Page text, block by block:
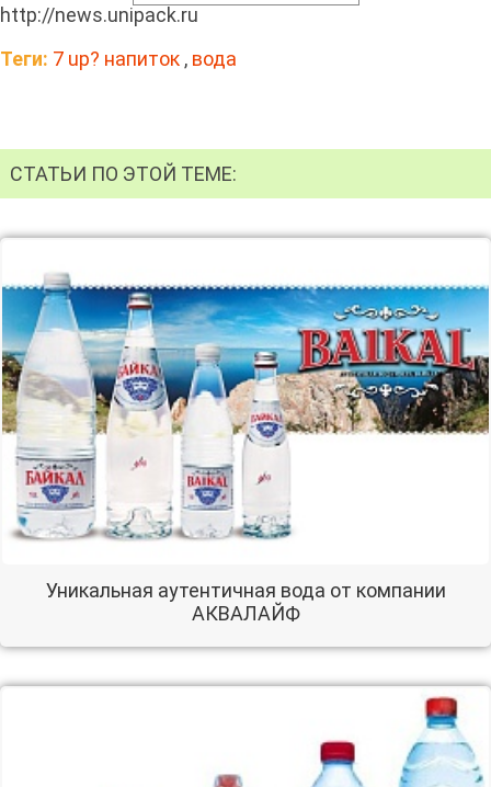
http://news.unipack.ru
Теги: 7 up? напиток , вода
СТАТЬИ ПО ЭТОЙ ТЕМЕ:
Уникальная аутентичная вода от компании
АКВАЛАЙФ